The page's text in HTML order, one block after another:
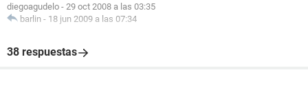
diegoagudelo - 29 oct 2008 a las 03:35
barlin - 18 jun 2009 a las 07:34
38 respuestas